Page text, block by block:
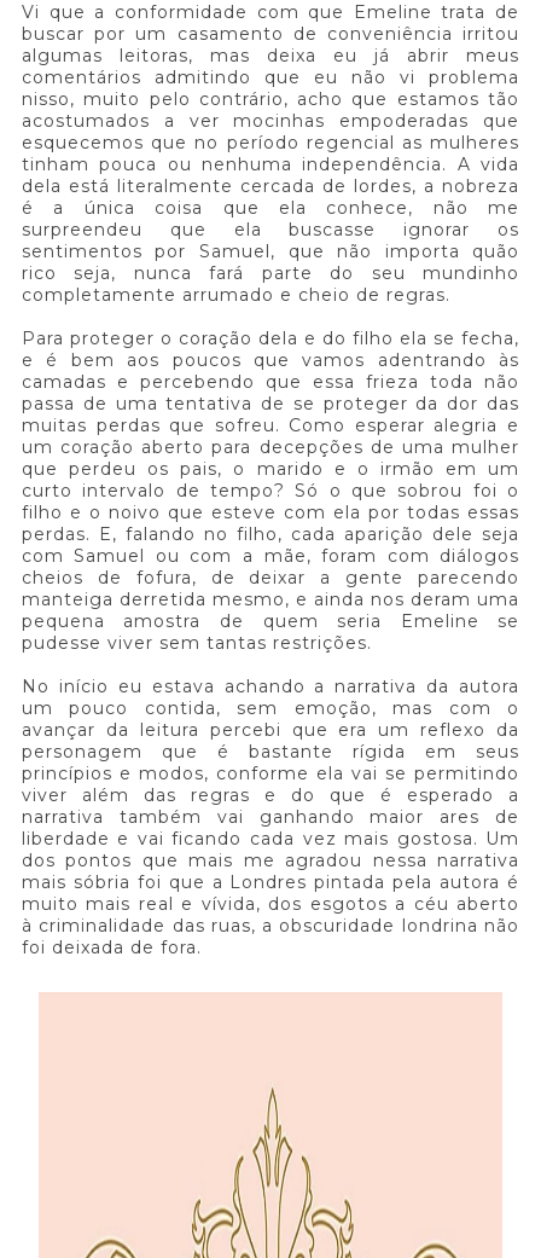
Vi que a conformidade com que Emeline trata de
buscar por um casamento de conveniência irritou
algumas leitoras, mas deixa eu já abrir meus
comentários admitindo que eu não vi problema
nisso, muito pelo contrário, acho que estamos tão
acostumados a ver mocinhas empoderadas que
esquecemos que no período regencial as mulheres
tinham pouca ou nenhuma independência. A vida
dela está literalmente cercada de lordes, a nobreza
é a única coisa que ela conhece, não me
surpreendeu que ela buscasse ignorar os
sentimentos por Samuel, que não importa quão
rico seja, nunca fará parte do seu mundinho
completamente arrumado e cheio de regras.
Para proteger o coração dela e do filho ela se fecha,
e é bem aos poucos que vamos adentrando às
camadas e percebendo que essa frieza toda não
passa de uma tentativa de se proteger da dor das
muitas perdas que sofreu. Como esperar alegria e
um coração aberto para decepções de uma mulher
que perdeu os pais, o marido e o irmão em um
curto intervalo de tempo? Só o que sobrou foi o
filho e o noivo que esteve com ela por todas essas
perdas. E, falando no filho, cada aparição dele seja
com Samuel ou com a mãe, foram com diálogos
cheios de fofura, de deixar a gente parecendo
manteiga derretida mesmo, e ainda nos deram uma
pequena amostra de quem seria Emeline se
pudesse viver sem tantas restrições.
No início eu estava achando a narrativa da autora
um pouco contida, sem emoção, mas com o
avançar da leitura percebi que era um reflexo da
personagem que é bastante rígida em seus
princípios e modos, conforme ela vai se permitindo
viver além das regras e do que é esperado a
narrativa também vai ganhando maior ares de
liberdade e vai ficando cada vez mais gostosa. Um
dos pontos que mais me agradou nessa narrativa
mais sóbria foi que a Londres pintada pela autora é
muito mais real e vívida, dos esgotos a céu aberto
à criminalidade das ruas, a obscuridade londrina não
foi deixada de fora.